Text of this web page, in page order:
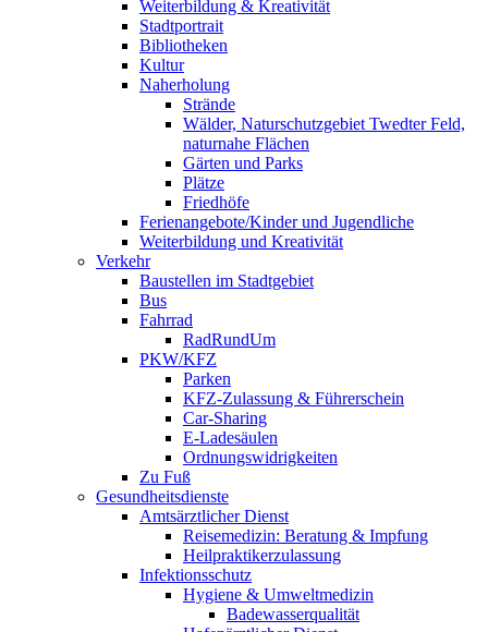
Weiterbildung & Kreativität
Stadtportrait
Bibliotheken
Kultur
Naherholung
Strände
Wälder, Naturschutzgebiet Twedter Feld,
naturnahe Flächen
Gärten und Parks
Plätze
Friedhöfe
Ferienangebote/Kinder und Jugendliche
Weiterbildung und Kreativität
Verkehr
Baustellen im Stadtgebiet
Bus
Fahrrad
RadRundUm
PKW/KFZ
Parken
KFZ-Zulassung & Führerschein
Car-Sharing
E-Ladesäulen
Ordnungswidrigkeiten
Zu Fuß
Gesundheitsdienste
Amtsärztlicher Dienst
Reisemedizin: Beratung & Impfung
Heilpraktikerzulassung
Infektionsschutz
Hygiene & Umweltmedizin
Badewasserqualität